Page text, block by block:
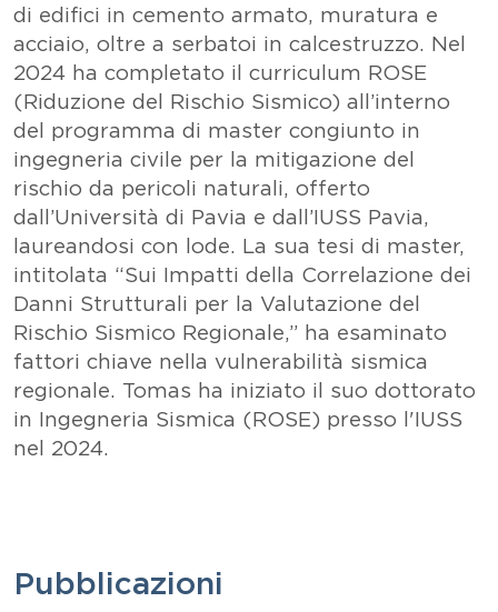
di edifici in cemento armato, muratura e
acciaio, oltre a serbatoi in calcestruzzo. Nel
2024 ha completato il curriculum ROSE
(Riduzione del Rischio Sismico) all’interno
del programma di master congiunto in
ingegneria civile per la mitigazione del
rischio da pericoli naturali, offerto
dall’Università di Pavia e dall’IUSS Pavia,
laureandosi con lode. La sua tesi di master,
intitolata “Sui Impatti della Correlazione dei
Danni Strutturali per la Valutazione del
Rischio Sismico Regionale,” ha esaminato
fattori chiave nella vulnerabilità sismica
regionale. Tomas ha iniziato il suo dottorato
in Ingegneria Sismica (ROSE) presso l'IUSS
nel 2024.
Pubblicazioni